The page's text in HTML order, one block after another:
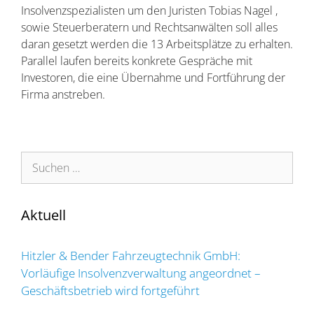
Insolvenzspezialisten um den Juristen Tobias Nagel ,
sowie Steuerberatern und Rechtsanwälten soll alles
daran gesetzt werden die 13 Arbeitsplätze zu erhalten.
Parallel laufen bereits konkrete Gespräche mit
Investoren, die eine Übernahme und Fortführung der
Firma anstreben.
Suchen
nach:
Aktuell
Hitzler & Bender Fahrzeugtechnik GmbH:
Vorläufige Insolvenzverwaltung angeordnet –
Geschäftsbetrieb wird fortgeführt